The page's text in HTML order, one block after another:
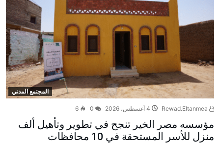
المجتمع المدني
Rewad.Eltanmea 4 أغسطس، 2026 0
6
مؤسسه مصر الخير تنجح في تطوير وتأهيل ألف
منزل للأسر المستحقة في 10 محافظات